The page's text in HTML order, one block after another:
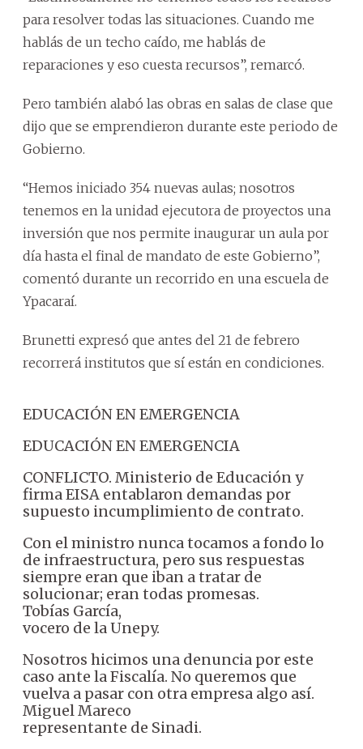
para resolver todas las situaciones. Cuando me
hablás de un techo caído, me hablás de
reparaciones y eso cuesta recursos”, remarcó.
Pero también alabó las obras en salas de clase que
dijo que se emprendieron durante este periodo de
Gobierno.
“Hemos iniciado 354 nuevas aulas; nosotros
tenemos en la unidad ejecutora de proyectos una
inversión que nos permite inaugurar un aula por
día hasta el final de mandato de este Gobierno”,
comentó durante un recorrido en una escuela de
Ypacaraí.
Brunetti expresó que antes del 21 de febrero
recorrerá institutos que sí están en condiciones.
EDUCACIÓN EN EMERGENCIA
EDUCACIÓN EN EMERGENCIA
CONFLICTO. Ministerio de Educación y
firma EISA entablaron demandas por
supuesto incumplimiento de contrato.
Con el ministro nunca tocamos a fondo lo
de infraestructura, pero sus respuestas
siempre eran que iban a tratar de
solucionar; eran todas promesas.
Tobías García,
vocero de la Unepy.
Nosotros hicimos una denuncia por este
caso ante la Fiscalía. No queremos que
vuelva a pasar con otra empresa algo así.
Miguel Mareco
representante de Sinadi.